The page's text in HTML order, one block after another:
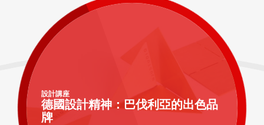
設計講座
德國設計精神：巴伐利亞的出色品
牌